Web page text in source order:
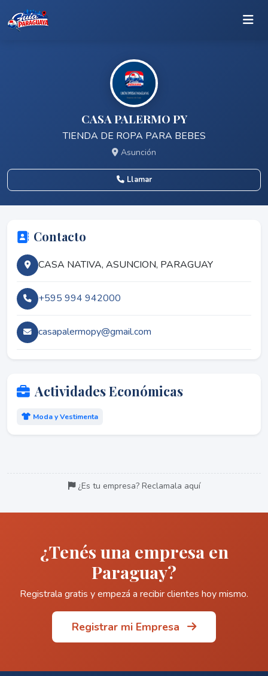
CASA PALERMO PY
TIENDA DE ROPA PARA BEBES
Asunción
Llamar
Contacto
CASA NATIVA, ASUNCION, PARAGUAY
+595 994 942000
casapalermopy@gmail.com
Actividades Económicas
Moda y Vestimenta
¿Es tu empresa? Reclamala aquí
¿Tenés una empresa en
Paraguay?
Registrala gratis y empezá a recibir clientes hoy mismo.
Registrar mi Empresa